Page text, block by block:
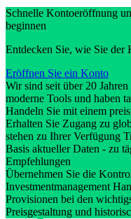
Schnelle Kontoeröffnung
beginnen
Entdecken Sie, wie Sie der
Eröffnen Sie ein Konto
Wir sind seit über 20
moderne Tools und haben
Handeln Sie mit einem
Erhalten Sie Zugang zu
stehen zu Ihrer Verfügung
Basis aktueller Daten - zu
Empfehlungen
Übernehmen Sie die
Investmentmanagement
Provisionen bei den
Preisgestaltung und